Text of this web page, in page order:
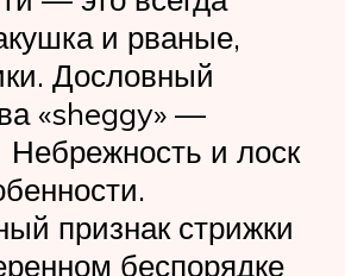
и рваные,
Дословный
«sheggy» —
и лоск
признак стрижки
беспорядке